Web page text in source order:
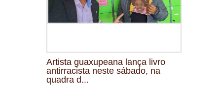
Artista guaxupeana lança livro
antirracista neste sábado, na
quadra d...